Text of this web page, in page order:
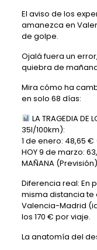
El aviso de los
amanezca en
de golpe.
Ojalá fuera un
quiebra de
Mira cómo ha
en solo 68 días:
LA TRAGEDIA
35l/100km):
1 de enero: 48,65
HOY 9 de marzo:
MAÑANA
Diferencia real: En
misma distancia te
Valencia-Madrid
los 170 € por viaje.
La anatomía del